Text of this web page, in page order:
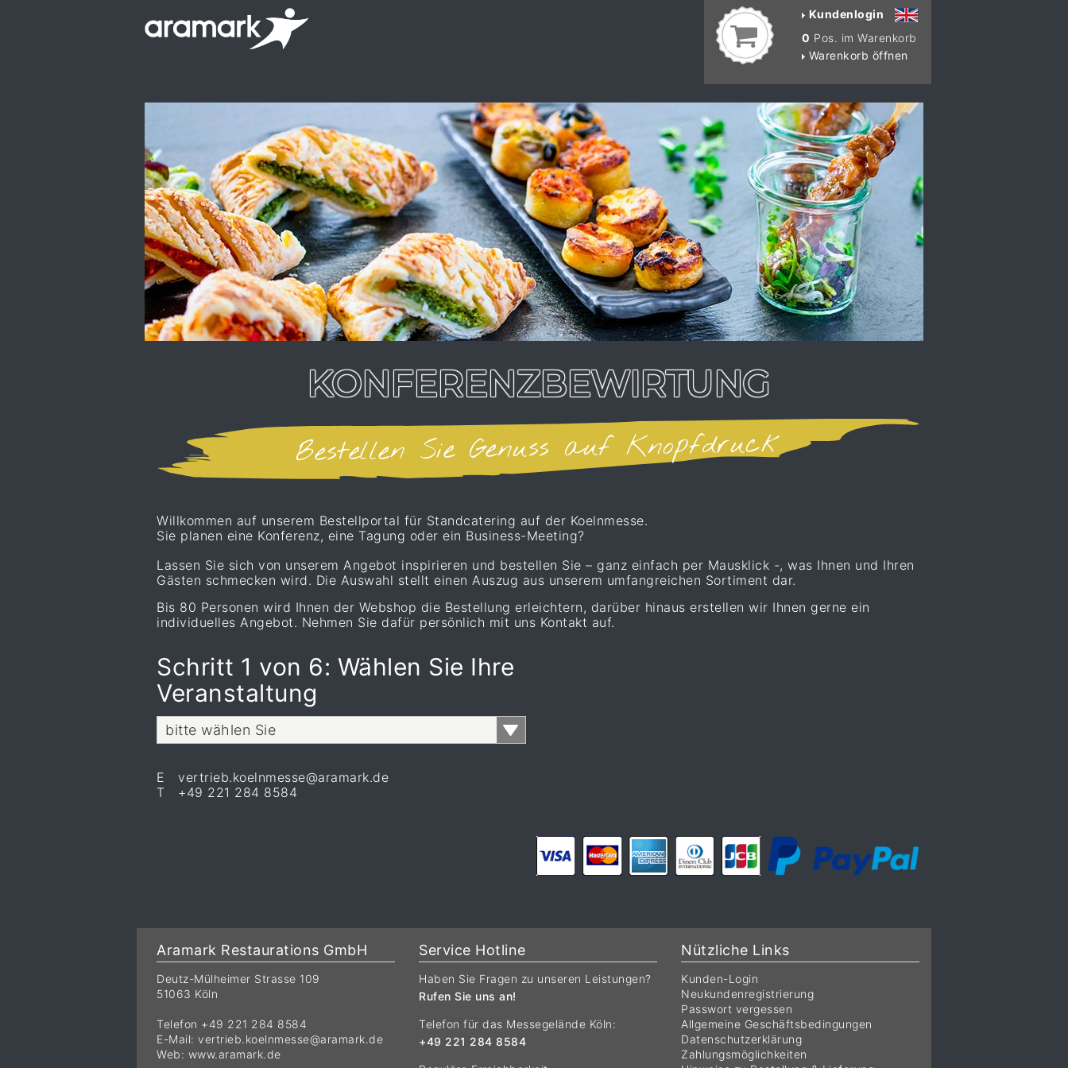
Kundenlogin
0 Pos. im Warenkorb
Warenkorb öffnen
KONFERENZBEWIRTUNG
Bestellen Sie Genuss auf Knopfdruck
Willkommen auf unserem Bestellportal für Standcatering auf der Koelnmesse.
Sie planen eine Konferenz, eine Tagung oder ein Business-Meeting?
Lassen Sie sich von unserem Angebot inspirieren und bestellen Sie – ganz einfach per Mausklick -, was Ihnen und Ihren
Gästen schmecken wird. Die Auswahl stellt einen Auszug aus unserem umfangreichen Sortiment dar.
Bis 80 Personen wird Ihnen der Webshop die Bestellung erleichtern, darüber hinaus erstellen wir Ihnen gerne ein
individuelles Angebot. Nehmen Sie dafür persönlich mit uns Kontakt auf.
Schritt 1 von 6: Wählen Sie Ihre
Veranstaltung
bitte wählen Sie
E vertrieb.koelnmesse@aramark.de
T +49 221 284 8584
Aramark Restaurations GmbH
Deutz-Mülheimer Strasse 109
51063 Köln
Telefon +49 221 284 8584
E-Mail: vertrieb.koelnmesse@aramark.de
Web: www.aramark.de
Service Hotline
Haben Sie Fragen zu unseren Leistungen?
Rufen Sie uns an!
Telefon für das Messegelände Köln:
+49 221 284 8584
Nützliche Links
Kunden-Login
Neukundenregistrierung
Passwort vergessen
Allgemeine Geschäftsbedingungen
Datenschutzerklärung
Zahlungsmöglichkeiten